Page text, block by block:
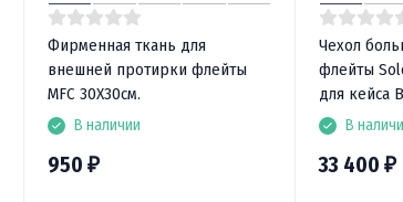
Фирменная ткань для
внешней протирки флейты
МFC 30Х30см.
В наличии
950 ₽
Чехол
флейты
для кейса
В
33 400 ₽